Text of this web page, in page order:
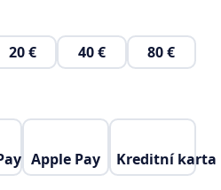
20 € 40 € 80 €
Apple Pay Kreditní karta